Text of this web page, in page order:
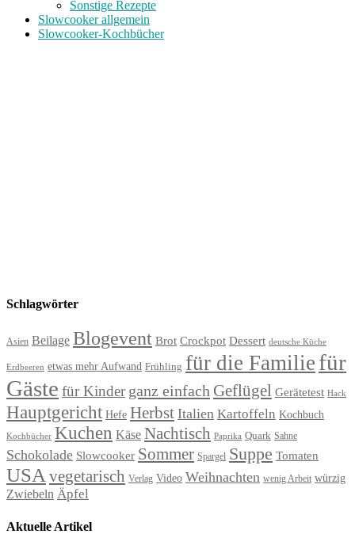
Sonstige Rezepte
Slowcooker allgemein
Slowcooker-Kochbücher
Schlagwörter
Asien Beilage Blogevent Brot Crockpot Dessert deutsche Küche
Erdbeeren etwas mehr Aufwand Frühling für die Familie für
Gäste für Kinder ganz einfach Geflügel Gerätetest Hack
Hauptgericht Hefe Herbst Italien Kartoffeln Kochbuch
Kochbücher Kuchen Käse Nachtisch Paprika Quark Sahne
Schokolade Slowcooker Sommer Spargel Suppe Tomaten
USAvegetarisch Verlag Video Weihnachten wenig Arbeit würzig
Zwiebeln Äpfel
Aktuelle Artikel